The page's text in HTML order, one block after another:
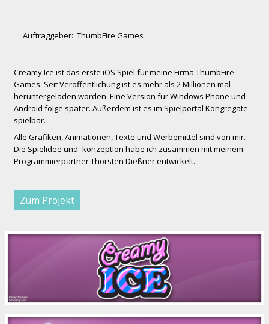
Auftraggeber: ThumbFire Games
Creamy Ice ist das erste iOS Spiel für meine Firma ThumbFire
Games. Seit Veröffentlichung ist es mehr als 2 Millionen mal
heruntergeladen worden. Eine Version für Windows Phone und
Android folge später. Außerdem ist es im Spielportal Kongregate
spielbar.
Alle Grafiken, Animationen, Texte und Werbemittel sind von mir.
Die Spielidee und -konzeption habe ich zusammen mit meinem
Programmierpartner Thorsten Dießner entwickelt.
Zum Projekt